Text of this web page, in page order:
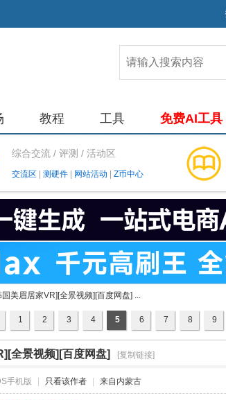
教程 工具 免费AI工具
综合交流 / 评测 / 活动区
交流区 测硬件 网站活动 Z币中心
国美眉居家VR][全景视频][百度网盘] ...
1 2 3 4 5 6 7 8 9
全景视频][百度网盘] [复制链接]
手机版 只看该作者 来自内蒙古